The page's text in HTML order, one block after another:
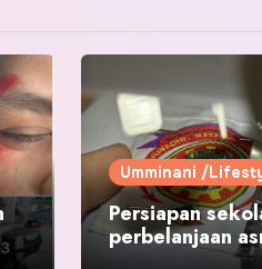
Umminani /
Persiapan
perbelanjaan